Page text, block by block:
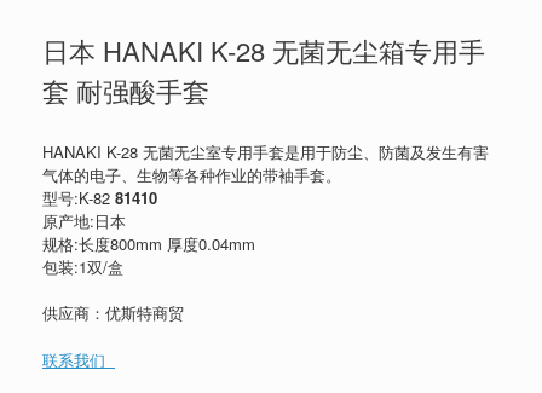
日本 HANAKI K-28 无菌无尘箱专用手
套 耐强酸手套
HANAKI K-28 无菌无尘室专用手套是用于防尘、防菌及发生有害
气体的电子、生物等各种作业的带袖手套。
型号:K-82 81410
原产地:日本
规格:长度800mm 厚度0.04mm
包装:1双/盒
供应商：优斯特商贸
联系我们